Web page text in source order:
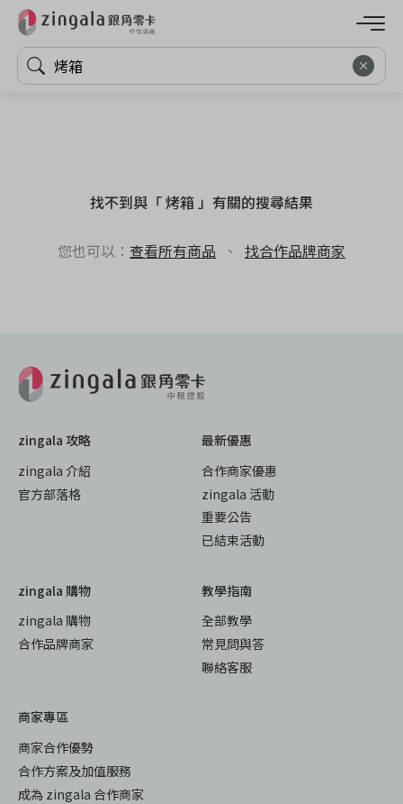
找不到與「 烤箱 」有關的搜尋結果
您也可以： 查看所有商品 、 找合作品牌商家
zingala 攻略
zingala 介紹
官方部落格
最新優惠
合作商家優惠
zingala 活動
重要公告
已結束活動
zingala 購物
zingala 購物
合作品牌商家
教學指南
全部教學
常見問與答
聯絡客服
商家專區
商家合作優勢
合作方案及加值服務
成為 zingala 合作商家